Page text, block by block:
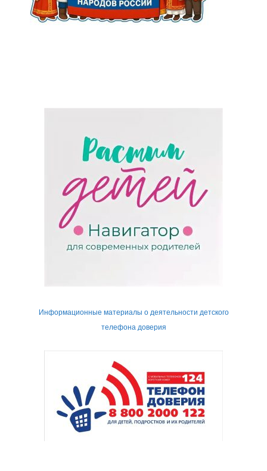
Информационные материалы о деятельности детского
телефона доверия